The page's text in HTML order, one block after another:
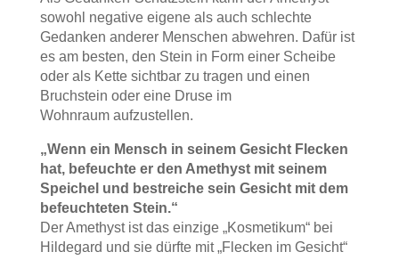
sowohl negative eigene als auch schlechte
Gedanken anderer Menschen abwehren. Dafür ist
es am besten, den Stein in Form einer Scheibe
oder als Kette sichtbar zu tragen und einen
Bruchstein oder eine Druse im
Wohnraum aufzustellen.
„Wenn ein Mensch in seinem Gesicht Flecken
hat, befeuchte er den Amethyst mit seinem
Speichel und bestreiche sein Gesicht mit dem
befeuchteten Stein.“
Der Amethyst ist das einzige „Kosmetikum“ bei
Hildegard und sie dürfte mit „Flecken im Gesicht“